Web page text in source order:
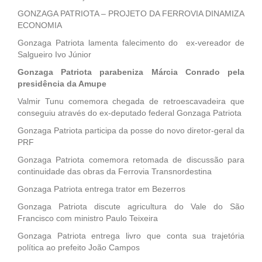
um guia de perguntas e respostas sobre o Auxílio Brasil.
Entre as dúvidas que o beneficiário pode tirar estão os
diferentes de benefícios e o que aconteceu com o Bolsa
Família …
GONZAGA PATRIOTA – PROJETO DA FERROVIA DINAMIZA
ECONOMIA
Gonzaga Patriota lamenta falecimento do ex-vereador de
Salgueiro Ivo Júnior
Gonzaga Patriota parabeniza Márcia Conrado pela
presidência da Amupe
Valmir Tunu comemora chegada de retroescavadeira que
conseguiu através do ex-deputado federal Gonzaga Patriota
Gonzaga Patriota participa da posse do novo diretor-geral da
PRF
Gonzaga Patriota comemora retomada de discussão para
continuidade das obras da Ferrovia Transnordestina
Gonzaga Patriota entrega trator em Bezerros
Gonzaga Patriota discute agricultura do Vale do São
Francisco com ministro Paulo Teixeira
Gonzaga Patriota entrega livro que conta sua trajetória
política ao prefeito João Campos